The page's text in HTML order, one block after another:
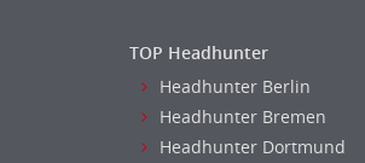
TOP Headhunter
Headhunter Berlin
Headhunter Bremen
Headhunter Dortmund